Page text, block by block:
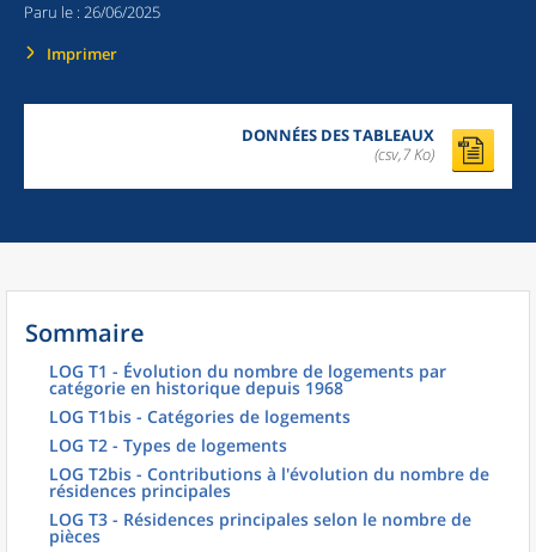
Paru le : 26/06/2025
Imprimer
DONNÉES DES TABLEAUX
(csv,7 Ko)
Sommaire
LOG T1 - Évolution du nombre de logements par
catégorie en historique depuis 1968
LOG T1bis - Catégories de logements
LOG T2 - Types de logements
LOG T2bis - Contributions à l'évolution du nombre de
résidences principales
LOG T3 - Résidences principales selon le nombre de
pièces